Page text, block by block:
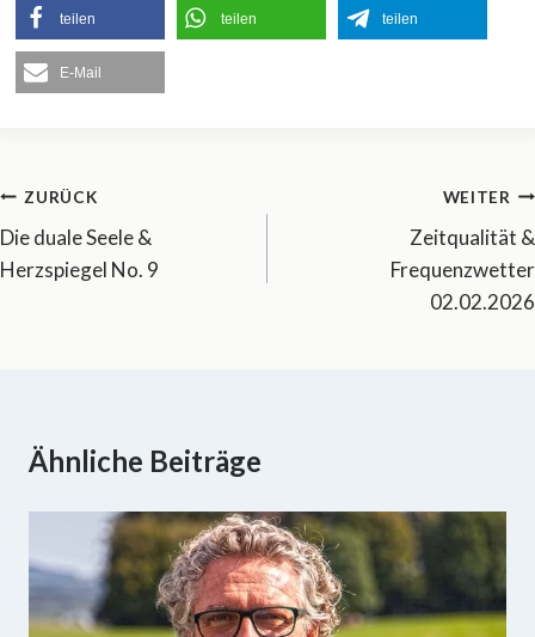
teilen teilen teilen
E-Mail
Beitragsnavigation
ZURÜCK
Die duale Seele &
Herzspiegel No. 9
WEITER
Zeitqualität &
Frequenzwetter
02.02.2026
Ähnliche Beiträge